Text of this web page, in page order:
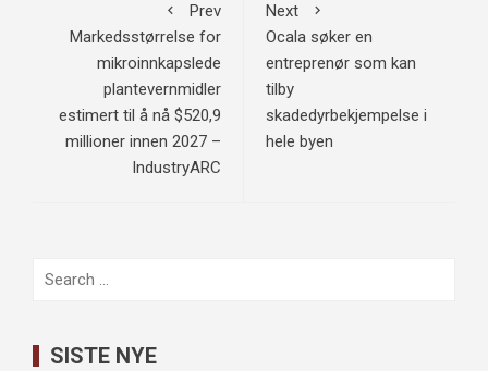
Prev
Markedsstørrelse for
mikroinnkapslede
plantevernmidler
estimert til å nå $520,9
millioner innen 2027 –
IndustryARC
Next
Ocala søker en
entreprenør som kan
tilby
skadedyrbekjempelse i
hele byen
Search
SISTE NYE